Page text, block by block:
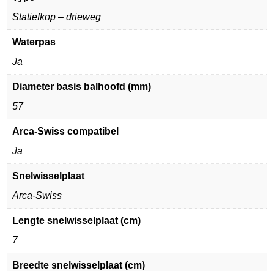
Statiefkop – drieweg
Waterpas
Ja
Diameter basis balhoofd (mm)
57
Arca-Swiss compatibel
Ja
Snelwisselplaat
Arca-Swiss
Lengte snelwisselplaat (cm)
7
Breedte snelwisselplaat (cm)